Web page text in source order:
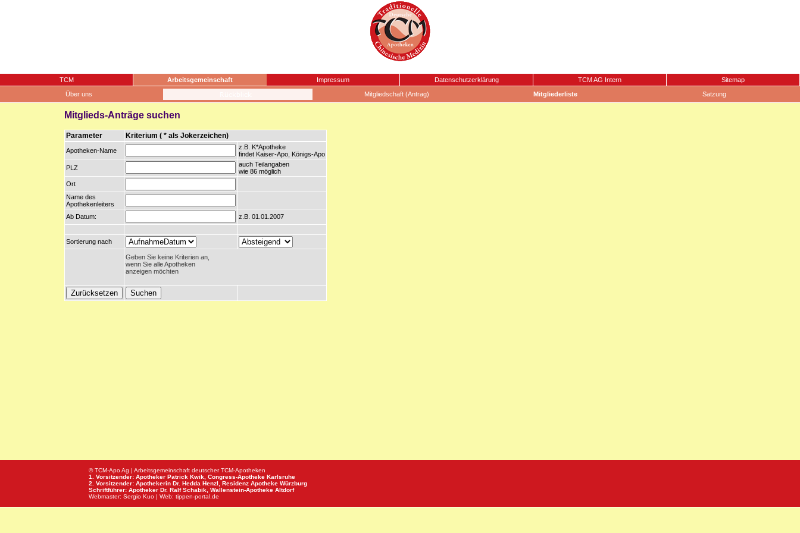
TCM Arbeitsgemeinschaft Impressum Datenschutzerklärung TCM AG Intern
Sitemap
Über uns
Mitgliedschaft (Antrag) Mitgliederliste Satzung
Mitglieds-Anträge suchen
Parameter Kriterium ( * als Jokerzeichen)
Apotheken-Name
z.B. K*Apotheke
findet Kaiser-Apo, Königs-Apo
PLZ
auch Teilangaben
wie 86 möglich
Ort
Name des
Apothekenleiters
Ab Datum:
z.B. 01.01.2007
Sortierung nach
Geben Sie keine Kriterien an,
wenn Sie alle Apotheken
anzeigen möchten
© TCM-Apo Ag | Arbeitsgemeinschaft deutscher TCM-Apotheken
1. Vorsitzender: Apotheker Patrick Kwik, Congress-Apotheke Karlsruhe
2. Vorsitzender: Apothekerin Dr. Hedda Henzl, Residenz Apotheke Würzburg
Schriftführer: Apotheker Dr. Ralf Schabik, Wallenstein-Apotheke Altdorf
Webmaster: Sergio Kuo | Web: tippen-portal.de